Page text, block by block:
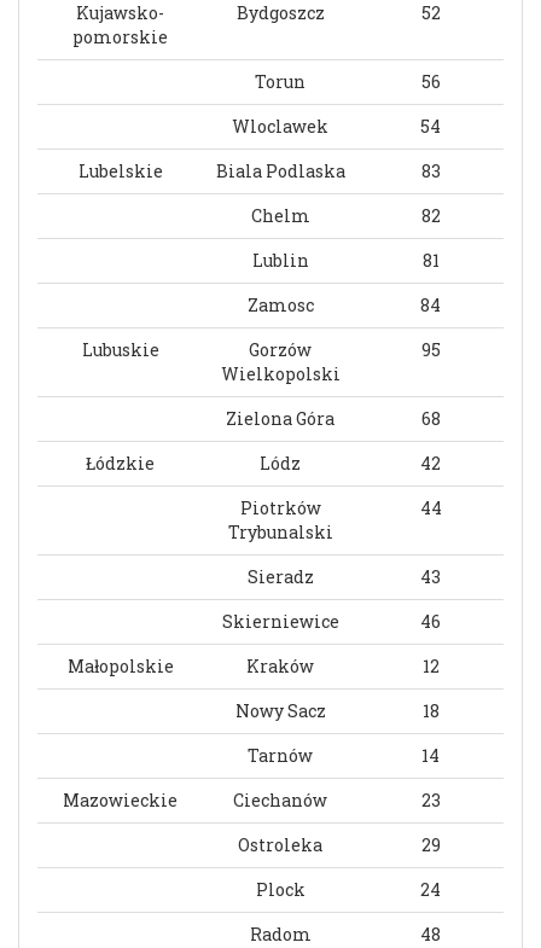
Kujawsko-
pomorskie
Bydgoszcz 52
Torun
56
Wloclawek
54
Lubelskie
Biala Podlaska
83
Chelm
82
Lublin
81
Zamosc
84
Lubuskie
Gorzów
Wielkopolski
95
Zielona Góra
68
Łódzkie
Lódz
42
Piotrków
Trybunalski
44
Sieradz
43
Skierniewice
46
Małopolskie
Kraków
12
Nowy Sacz
18
Tarnów
14
Mazowieckie
Ciechanów
23
Ostroleka
29
Plock
24
Radom
48